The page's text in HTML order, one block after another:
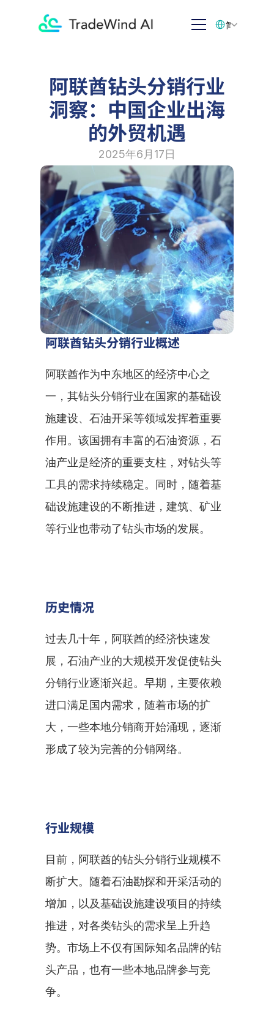
阿联酋钻头分销行业
洞察：中国企业出海
的外贸机遇
2025年6月17日
阿联酋钻头分销行业概述
阿联酋作为中东地区的经济中心之
一，其钻头分销行业在国家的基础设
施建设、石油开采等领域发挥着重要
作用。该国拥有丰富的石油资源，石
油产业是经济的重要支柱，对钻头等
工具的需求持续稳定。同时，随着基
础设施建设的不断推进，建筑、矿业
等行业也带动了钻头市场的发展。
历史情况
过去几十年，阿联酋的经济快速发
展，石油产业的大规模开发促使钻头
分销行业逐渐兴起。早期，主要依赖
进口满足国内需求，随着市场的扩
大，一些本地分销商开始涌现，逐渐
形成了较为完善的分销网络。
行业规模
目前，阿联酋的钻头分销行业规模不
断扩大。随着石油勘探和开采活动的
增加，以及基础设施建设项目的持续
推进，对各类钻头的需求呈上升趋
势。市场上不仅有国际知名品牌的钻
头产品，也有一些本地品牌参与竞
争。
简体中文